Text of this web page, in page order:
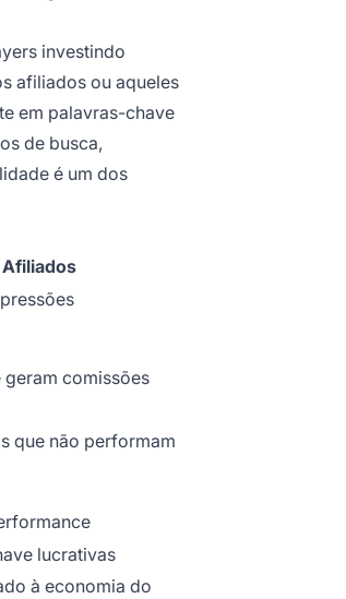
investindo
afiliados ou aqueles
em palavras-chave
de busca,
é um dos
geram comissões
que não performam
lucrativas
à economia do